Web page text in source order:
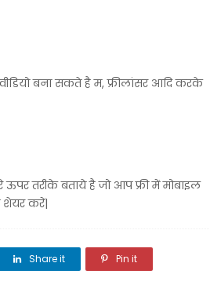
बना सकते है म, फ्रीलांसर आदि करके
तरीके बताये है जो आप फ्री में मोबाइल
शेयर करें|
Share it Pin it